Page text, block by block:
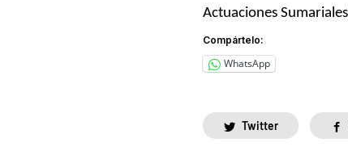
Actuaciones
Compártelo:
WhatsApp
Twitter